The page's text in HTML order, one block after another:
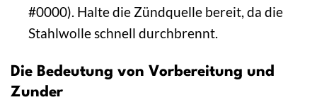
#0000). Halte die Zündquelle bereit, da die
Stahlwolle schnell durchbrennt.
Die Bedeutung von Vorbereitung und
Zunder